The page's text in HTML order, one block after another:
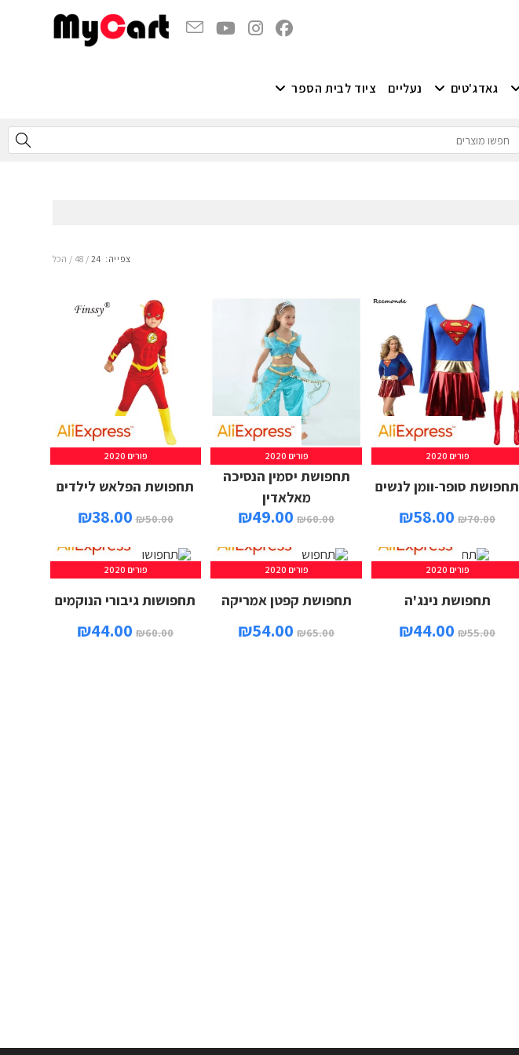
גאדג'טים נעליים ציוד לבית הספר
צפייה: 24
48 הכל
פורים 2020
תחפושת סופר-וומן לנשים
₪70.00
₪58.00
פורים 2020
תחפושת יסמין הנסיכה
מאלאדין
₪60.00
₪49.00
פורים 2020
תחפושת הפלאש לילדים
₪50.00
₪38.00
פורים 2020
תחפושת נינג'ה
₪55.00
₪44.00
פורים 2020
תחפושת קפטן אמריקה
₪65.00
₪54.00
פורים 2020
תחפושות גיבורי הנוקמים
₪60.00
₪44.00